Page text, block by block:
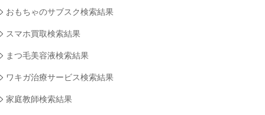
おもちゃのサブスク検索結果
スマホ買取検索結果
まつ毛美容液検索結果
ワキガ治療サービス検索結果
家庭教師検索結果